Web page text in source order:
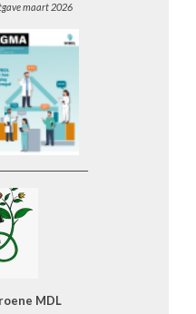
maart 2026
MDL